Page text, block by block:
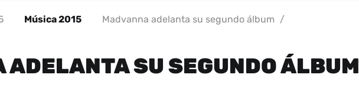
Música 2015 Madvanna adelanta su segundo álbum /
ADELANTA SU SEGUNDO ÁLBUM